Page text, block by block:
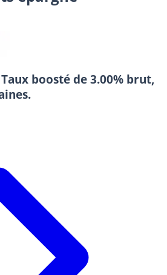
Taux boosté de 3.00% brut,